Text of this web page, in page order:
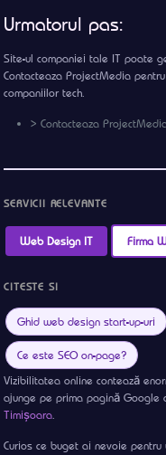
Urmatorul pas:
Site-ul companiei tale IT poate
Contacteaza ProjectMedia
companiilor tech.
> Contacteaza
SERVICII RELEVANTE
Web Design IT Firma
CITESTE SI
Ghid web design start-up-uri
Ce este SEO on-page?
Vizibilitatea online contează
ajunge pe prima pagină Google
Timișoara.
Curios ce buget ai nevoie